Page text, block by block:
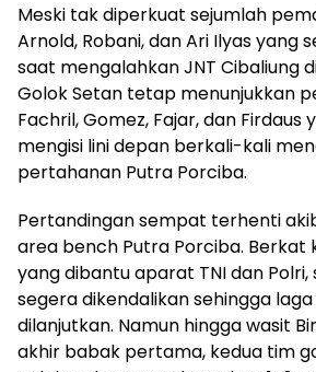
Meski tak diperkuat sejumlah
Arnold, Robani, dan Ari Ilyas yang
saat mengalahkan JNT Cibaliung
Golok Setan tetap menunjukkan
Fachril, Gomez, Fajar, dan Firdaus
mengisi lini depan berkali-kali
pertahanan Putra Porciba.
Pertandingan sempat terhenti
area bench Putra Porciba. Berkat
yang dibantu aparat TNI dan Polri,
segera dikendalikan sehingga
dilanjutkan. Namun hingga wasit
akhir babak pertama, kedua tim